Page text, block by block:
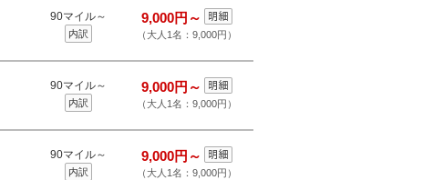
90マイル～
内訳
9,000円～
（大人1名：9,000円）
90マイル～
内訳
9,000円～
（大人1名：9,000円）
90マイル～
内訳
9,000円～
（大人1名：9,000円）